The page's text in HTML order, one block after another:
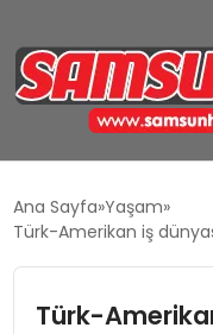
EKONOMI
Ana Sayfa Yaşam
Türk-Amerikan iş
Türk-